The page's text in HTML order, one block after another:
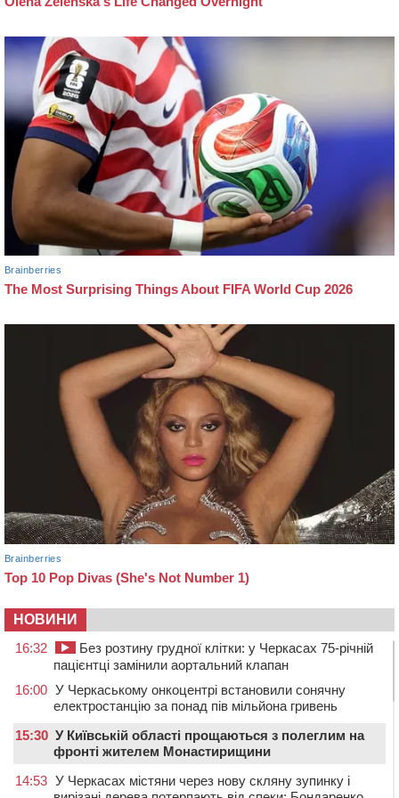
НОВИНИ
16:32
Без розтину грудної клітки: у Черкасах 75-річній
пацієнтці замінили аортальний клапан
16:00 У Черкаському онкоцентрі встановили сонячну
електростанцію за понад пів мільйона гривень
15:30 У Київській області прощаються з полеглим на
фронті жителем Монастирищини
14:53 У Черкасах містяни через нову скляну зупинку і